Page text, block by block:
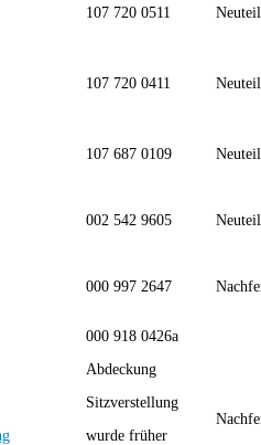
107 720 0511
107 720 0411
107 687 0109
002 542 9605
000 997 2647
000 918 0426a
Abdeckung
Sitzverstellung
wurde früher